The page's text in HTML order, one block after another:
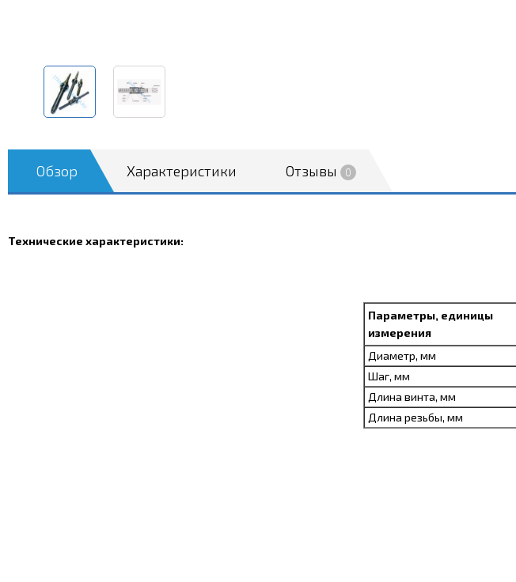
Обзор Характеристики Отзывы 0
Технические характеристики:
Параметры, единицы
измерения
Диаметр, мм
Шаг, мм
Длина винта, мм
Длина резьбы, мм